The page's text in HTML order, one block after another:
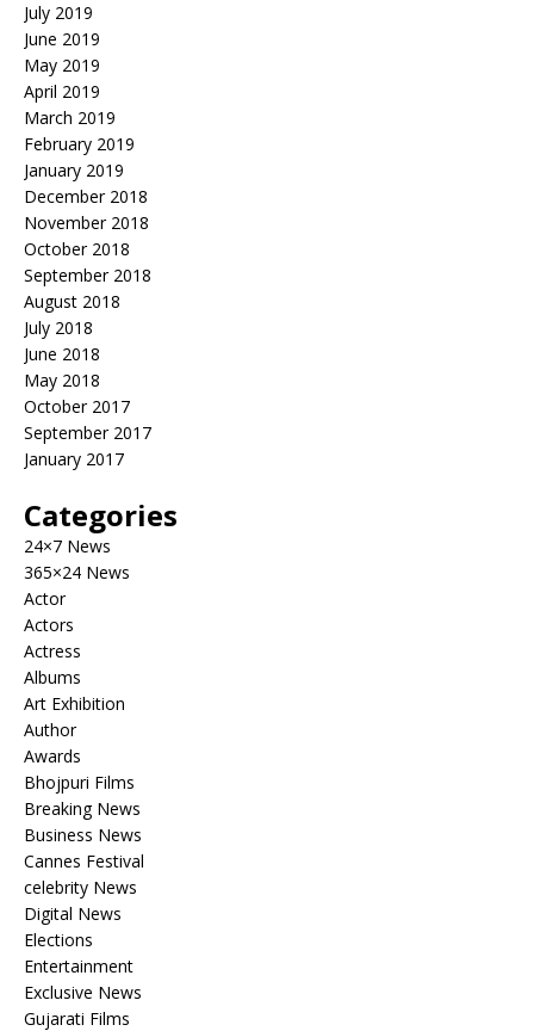
July 2019
June 2019
May 2019
April 2019
March 2019
February 2019
January 2019
December 2018
November 2018
October 2018
September 2018
August 2018
July 2018
June 2018
May 2018
October 2017
September 2017
January 2017
Categories
24×7 News
365×24 News
Actor
Actors
Actress
Albums
Art Exhibition
Author
Awards
Bhojpuri Films
Breaking News
Business News
Cannes Festival
celebrity News
Digital News
Elections
Entertainment
Exclusive News
Gujarati Films